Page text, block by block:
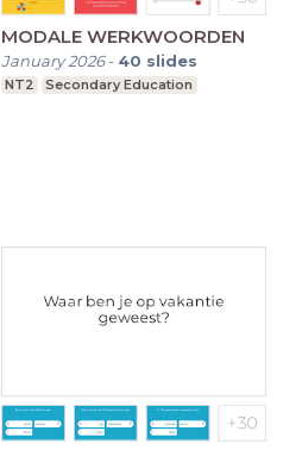
MODALE WERKWOORDEN
January 2026- 40 slides
NT2 Secondary Education